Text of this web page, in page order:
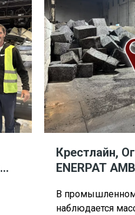
Крестлайн,
ENERPAT
пресс для
В
наблюдается